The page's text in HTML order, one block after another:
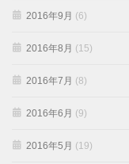
2016年9月 (6)
2016年8月 (15)
2016年7月 (8)
2016年6月 (9)
2016年5月 (19)